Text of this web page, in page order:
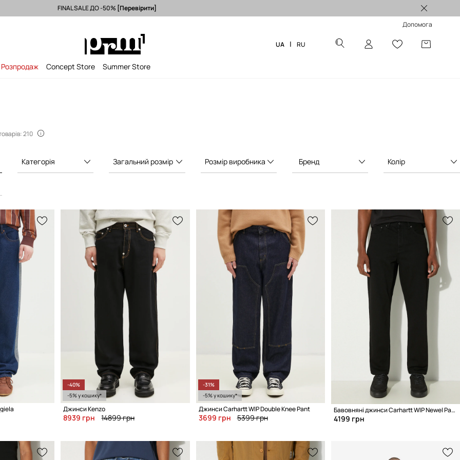
з ЄС (від 3500 грн) > Лише оригінальні товари >
FINAL SALE ДО -50% [Перевірити]
Допомога
UA | RU
Розпродаж Concept Store Summer Store
210
Категорія Загальний розмір Розмір виробника Бренд Колір
-40%
-5% у кошику*
Джинси Kenzo
8939 грн 14899 грн
-31%
-5% у кошику*
Джинси Carhartt WIP Double Knee Pant
3699 грн 5399 грн
Бавовняні джинси Carhartt WIP Newel Pant
4199 грн